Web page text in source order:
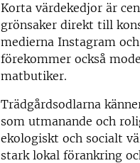
Korta värdekedjor är
grönsaker direkt till
medierna Instagram
förekommer också
matbutiker.
Trädgårdsodlarna
som utmanande och
ekologiskt och socialt
stark lokal förankring